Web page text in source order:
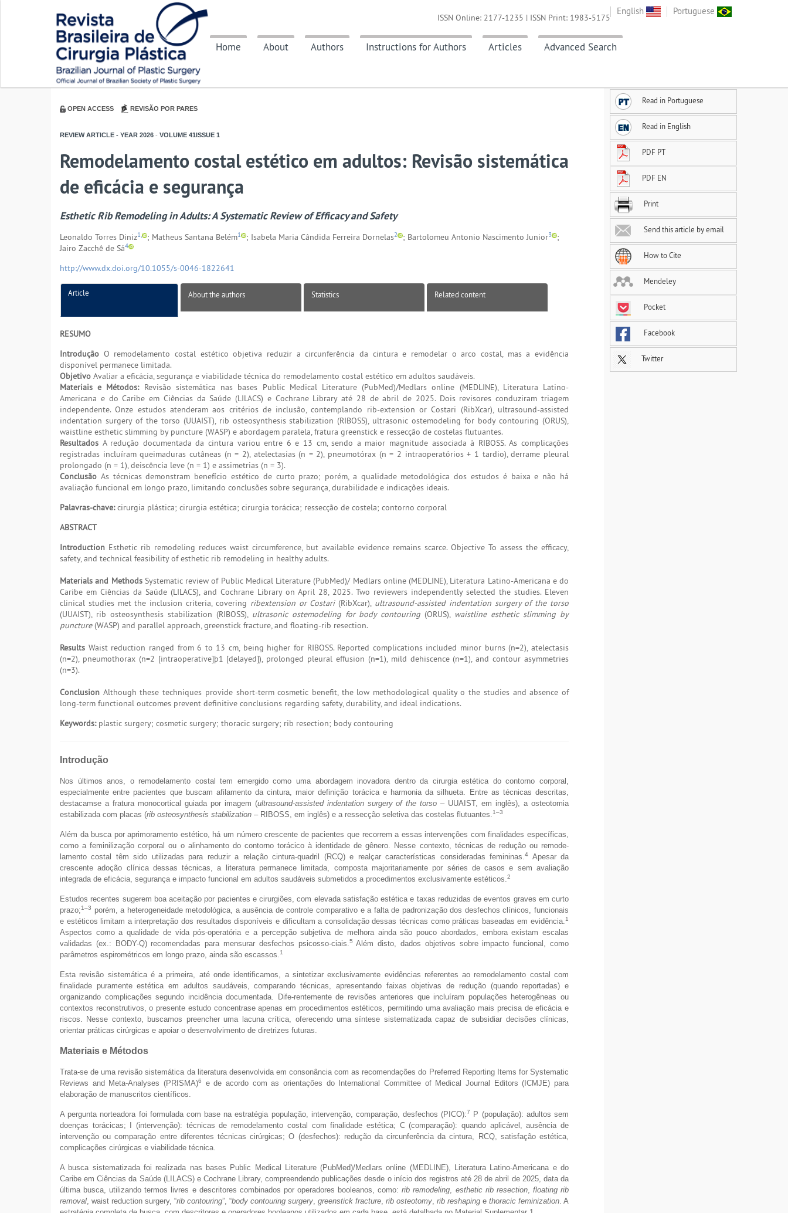
English Portuguese
Home About Authors Instructions for Authors Articles Advanced Search
ISSN Online: 2177-1235 | ISSN Print: 1983-5175
OPEN ACCESS REVISÃO POR PARES
REVIEW ARTICLE - YEAR 2026 - VOLUME 41ISSUE 1
Remodelamento costal estético em adultos: Revisão sistemática
de eficácia e segurança
Esthetic Rib Remodeling in Adults: A Systematic Review of Efficacy and Safety
Leonaldo Torres Diniz1, ; Matheus Santana Belém1 ; Isabela Maria Cândida Ferreira Dornelas2 ; Bartolomeu Antonio Nascimento Junior3
;
Jairo Zacchê de Sá4
http://www.dx.doi.org/10.1055/s-0046-1822641
Article About the authors Statistics Related content
RESUMO
Introdução O remodelamento costal estético objetiva reduzir a circunferência da cintura e remodelar o arco costal, mas a evidência
disponível permanece limitada.
Objetivo Avaliar a eficácia, segurança e viabilidade técnica do remodelamento costal estético em adultos saudáveis.
Materiais e Métodos:Revisão sistemática nas bases Public Medical Literature (PubMed)/Medlars online (MEDLINE), Literatura Latino-
Americana e do Caribe em Ciências da Saúde (LILACS) e Cochrane Library até 28 de abril de 2025. Dois revisores conduziram triagem
independente. Onze estudos atenderam aos critérios de inclusão, contemplando rib-extension or Costari (RibXcar), ultrasound-assisted
indentation surgery of the torso (UUAIST), rib osteosynthesis stabilization (RIBOSS), ultrasonic ostemodeling for body contouring (ORUS),
waistline esthetic slimming by puncture (WASP) e abordagem paralela, fratura greenstick e ressecção de costelas flutuantes.
Resultados A redução documentada da cintura variou entre 6 e 13 cm, sendo a maior magnitude associada à RIBOSS. As complicações
registradas incluíram queimaduras cutâneas (n = 2), atelectasias (n = 2), pneumotórax (n = 2 intraoperatórios + 1 tardio), derrame pleural
prolongado (n = 1), deiscência leve (n = 1) e assimetrias (n = 3).
Conclusão As técnicas demonstram benefício estético de curto prazo; porém, a qualidade metodológica dos estudos é baixa e não há
avaliação funcional em longo prazo, limitando conclusões sobre segurança, durabilidade e indicações ideais.
Palavras-chave:cirurgia plástica; cirurgia estética; cirurgia torácica; ressecção de costela; contorno corporal
ABSTRACT
Introduction Esthetic rib remodeling reduces waist circumference, but available evidence remains scarce. Objective To assess the efficacy,
safety, and technical feasibility of esthetic rib remodeling in healthy adults.
Materials and MethodsSystematic review of Public Medical Literature (PubMed)/ Medlars online (MEDLINE), Literatura Latino-Americana e do
Caribe em Ciências da Saúde (LILACS), and Cochrane Library on April 28, 2025. Two reviewers independently selected the studies. Eleven
clinical studies met the inclusion criteria, covering ribextension or Costari(RibXcar), ultrasound-assisted indentation surgery of the torso
(UUAIST), rib osteosynthesis stabilization (RIBOSS), ultrasonic ostemodeling for body contouring (ORUS), waistline esthetic slimming by
puncture(WASP) and parallel approach, greenstick fracture, and floating-rib resection.
Results Waist reduction ranged from 6 to 13 cm, being higher for RIBOSS. Reported complications included minor burns (n=2), atelectasis
(n=2), pneumothorax (n=2 [intraoperative]þ1 [delayed]), prolonged pleural effusion (n=1), mild dehiscence (n=1), and contour asymmetries
(n=3).
Conclusion Although these techniques provide short-term cosmetic benefit, the low methodological quality o the studies and absence of
long-term functional outcomes prevent definitive conclusions regarding safety, durability, and ideal indications.
Keywords:plastic surgery; cosmetic surgery; thoracic surgery; rib resection; body contouring
Introdução
Nos últimos anos, o remodelamento costal tem emergido como uma abordagem inovadora dentro da cirurgia estética do contorno corporal,
especialmente entre pacientes que buscam afilamento da cintura, maior definição torácica e harmonia da silhueta. Entre as técnicas descritas,
destacamse a fratura monocortical guiada por imagem (ultrasound-assisted indentation surgery of the torso – UUAIST, em inglês), a osteotomia
estabilizada com placas (rib osteosynthesis stabilization – RIBOSS, em inglês) e a ressecção seletiva das costelas flutuantes.1–3
Além da busca por aprimoramento estético, há um número crescente de pacientes que recorrem a essas intervenções com finalidades específicas,
como a feminilização corporal ou o alinhamento do contorno torácico à identidade de gênero. Nesse contexto, técnicas de redução ou remode-
lamento costal têm sido utilizadas para reduzir a relação cintura-quadril (RCQ) e realçar características consideradas femininas.4
Apesar da
crescente adoção clínica dessas técnicas, a literatura permanece limitada, composta majoritariamente por séries de casos e sem avaliação
integrada de eficácia, segurança e impacto funcional em adultos saudáveis submetidos a procedimentos exclusivamente estéticos.2
Estudos recentes sugerem boa aceitação por pacientes e cirurgiões, com elevada satisfação estética e taxas reduzidas de eventos graves em curto
prazo;1–3
porém, a heterogeneidade metodológica, a ausência de controle comparativo e a falta de padronização dos desfechos clínicos, funcionais
e estéticos limitam a interpretação dos resultados disponíveis e dificultam a consolidação dessas técnicas como práticas baseadas em evidência.1
Aspectos como a qualidade de vida pós-operatória e a percepção subjetiva de melhora ainda são pouco abordados, embora existam escalas
validadas (ex.: BODY-Q) recomendadas para mensurar desfechos psicosso-ciais.5 Além disto, dados objetivos sobre impacto funcional, como
parâmetros espirométricos em longo prazo, ainda são escassos.1
Esta revisão sistemática é a primeira, até onde identificamos, a sintetizar exclusivamente evidências referentes ao remodelamento costal com
finalidade puramente estética em adultos saudáveis, comparando técnicas, apresentando faixas objetivas de redução (quando reportadas) e
organizando complicações segundo incidência documentada. Dife-rentemente de revisões anteriores que incluíram populações heterogêneas ou
contextos reconstrutivos, o presente estudo concentrase apenas em procedimentos estéticos, permitindo uma avaliação mais precisa de eficácia e
riscos. Nesse contexto, buscamos preencher uma lacuna crítica, oferecendo uma síntese sistematizada capaz de subsidiar decisões clínicas,
orientar práticas cirúrgicas e apoiar o desenvolvimento de diretrizes futuras.
Materiais e Métodos
Trata-se de uma revisão sistemática da literatura desenvolvida em consonância com as recomendações do Preferred Reporting Items for Systematic
Reviews and Meta-Analyses (PRISMA)6
e de acordo com as orientações do International Committee of Medical Journal Editors (ICMJE) para
elaboração de manuscritos científicos.
A pergunta norteadora foi formulada com base na estratégia população, intervenção, comparação, desfechos (PICO):7
P (população): adultos sem
doenças torácicas; I (intervenção): técnicas de remodelamento costal com finalidade estética; C (comparação): quando aplicável, ausência de
intervenção ou comparação entre diferentes técnicas cirúrgicas; O (desfechos): redução da circunferência da cintura, RCQ, satisfação estética,
complicações cirúrgicas e viabilidade técnica.
A busca sistematizada foi realizada nas bases Public Medical Literature (PubMed)/Medlars online (MEDLINE), Literatura Latino-Americana e do
Caribe em Ciências da Saúde (LILACS) e Cochrane Library, compreendendo publicações desde o início dos registros até 28 de abril de 2025, data da
última busca, utilizando termos livres e descritores combinados por operadores booleanos, como:rib remodeling, esthetic rib resection, floating rib
removal, waist reduction surgery, “rib contouring”, “body contouring surgery, greenstick fracture, rib osteotomy, rib reshaping e thoracic feminization. A
Read in Portuguese
Read in English
PDF PT
PDF EN
Print
Send this article by email
How to Cite
Mendeley
Pocket
Facebook
Twitter